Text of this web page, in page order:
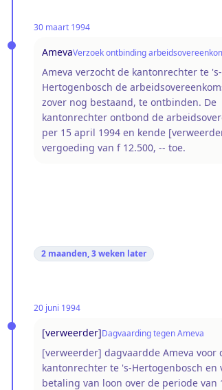
30 maart 1994
AmevaVerzoek ontbinding
Ameva verzocht de kantonrechter te 's-
Hertogenbosch de
zover nog bestaand, te ontbinden. De
kantonrechter ontbond de
per 15 april 1994 en kende
vergoeding van f 12.500, -- toe.
2 maanden, 3 weken later
20 juni 1994
[verweerder]Dagvaarding tegen Ameva
[verweerder] dagvaardde Ameva voor
kantonrechter te 's-Hertogenbosch en
betaling van loon over de periode van